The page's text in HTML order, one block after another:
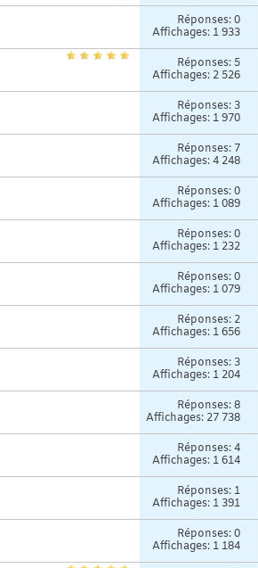
Réponses:0
Affichages: 1 933
Réponses: 5
Affichages: 2 526
Réponses: 3
Affichages: 1 970
Réponses: 7
Affichages: 4 248
Réponses:0
Affichages: 1 089
Réponses:0
Affichages: 1 232
Réponses:0
Affichages: 1 079
Réponses: 2
Affichages: 1 656
Réponses: 3
Affichages: 1 204
Réponses:8
Affichages: 27 738
Réponses:4
Affichages: 1 614
Réponses: 1
Affichages: 1 391
Réponses:0
Affichages: 1 184